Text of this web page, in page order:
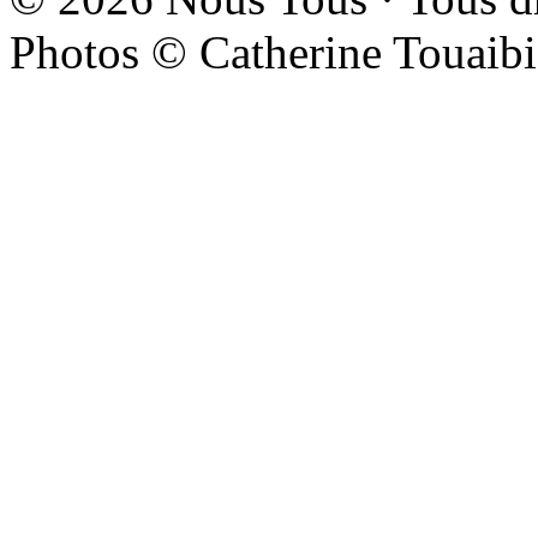
Photos © Catherine Touaibi